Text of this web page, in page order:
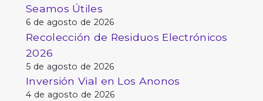
Seamos Útiles
6 de agosto de 2026
Recolección de Residuos Electrónicos
2026
5 de agosto de 2026
Inversión Vial en Los Anonos
4 de agosto de 2026